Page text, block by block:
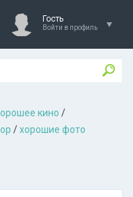
Гость
Войти в профиль
кино /
/хорошие фото